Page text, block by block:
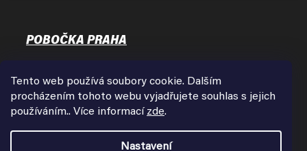
Tento web používá soubory cookie. Dalším
procházením tohoto webu vyjadřujete souhlas s jejich
používáním.. Více informací zde.
Nastavení
POBOČKA PRAHA
17000 Praha - Holešovice
Zobrazit na mapě